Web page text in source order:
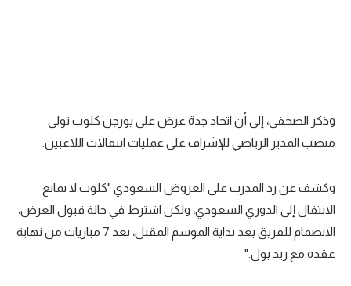
تحليل في الجول
كويز في الجول
فيديو في الجول
وذكر الصحفي، إلى أن اتحاد جدة عرض على يورجن كلوب تولي
منصب المدير الرياضي للإشراف على عمليات انتقالات اللاعبين.
وكشف عن رد المدرب على العروض السعودي "كلوب لا يمانع
الانتقال إلى الدوري السعودي، ولكن اشترط في حالة قبول العرض،
الانضمام للفريق بعد بداية الموسم المقبل، بعد 7 مباريات من نهاية
عقده مع ريد بول."